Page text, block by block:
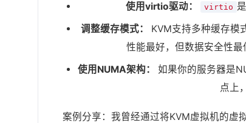
使用virtio驱动：
virtio
调整缓存模式：
KVM支持多种缓存模
性能最好，但数据安全性最
使用NUMA架构：
如果你的服务器是
点上
案例分享：我曾经通过将KVM虚拟机的虚